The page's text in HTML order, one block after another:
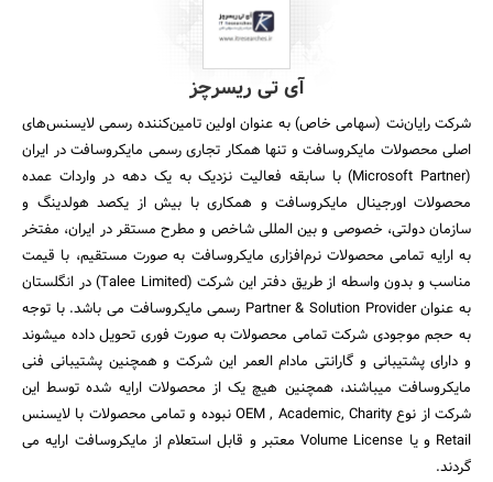
آی تی ریسرچز
شرکت رایان‌نت (سهامی خاص) به عنوان اولین تامین‌کننده رسمی لایسنس‌های
اصلی محصولات مایکروسافت و تنها همکار تجاری رسمی مایکروسافت در ایران
(Microsoft Partner) با سابقه فعالیت نزدیک به یک دهه در واردات عمده
محصولات اورجینال مایکروسافت و همکاری با بیش از یکصد هولدینگ و
سازمان دولتی، خصوصی و بین المللی شاخص و مطرح مستقر در ایران، مفتخر
به ارایه تمامی محصولات نرم‌افزاری مایکروسافت به صورت مستقیم، با قیمت
مناسب و بدون واسطه از طریق دفتر این شرکت (Talee Limited) در انگلستان
به عنوان Partner & Solution Provider رسمی مایکروسافت می باشد. با توجه
به حجم موجودی شرکت تمامی محصولات به صورت فوری تحویل داده میشوند
و دارای پشتیبانی و گارانتی مادام العمر این شرکت و همچنین پشتیبانی فنی
مایکروسافت میباشند، همچنین هیچ یک از محصولات ارایه شده توسط این
شرکت از نوع OEM , Academic, Charity نبوده و تمامی محصولات با لایسنس
Retail و یا Volume License معتبر و قابل استعلام از مایکروسافت ارایه می
گردند.